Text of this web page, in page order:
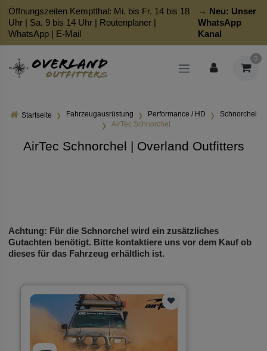
Öffnungszeiten Kemptthal: Mi. bis Fr. 14 bis 18
Uhr | Sa. 9 bis 14 Uhr | Routenplaner |
WhatsApp | E-Mail
→ Neu: Unser
WhatsApp
Kanal
0
Startseite Fahrzeugausrüstung Performance / HD
Schnorchel
AirTec Schnorchel
AirTec Schnorchel | Overland Outfitters
Achtung: Für die Schnorchel wird ein zusätzliches
Gutachten benötigt. Bitte kontaktiere uns vor dem Kauf ob
dieses für das Fahrzeug erhältlich ist.